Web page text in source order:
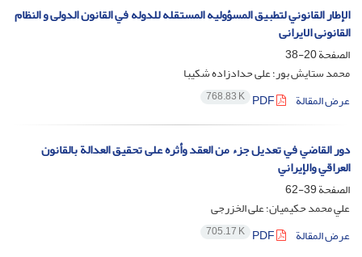
الإطار القانوني لتطبيق المسؤوليه المستقله للدوله في القانون الدولی و النظام
القانونی الایرانی
الصفحة20-38
محمد ستایش بور؛ علی حدادزاده شکیبا
عرض المقالة
768.83 K
دور القاضي في تعديل جزء من العقد وأثره على تحقيق العدالة بالقانون
العراقي والإيراني
الصفحة39-62
علي محمد حكيميان؛ علی الخزرجی
عرض المقالة
705.17 K